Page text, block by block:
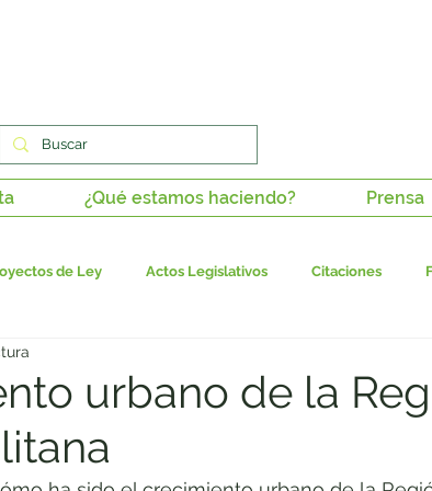
¿Qué estamos haciendo? Prensa
de Ley Actos Legislativos Citaciones
Columnas de opinión
urbano de la